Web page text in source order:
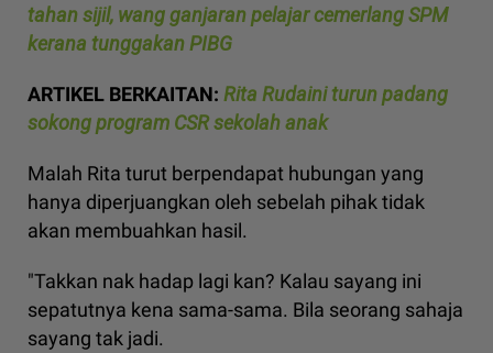
tahan sijil, wang ganjaran pelajar cemerlang SPM
kerana tunggakan PIBG
ARTIKEL BERKAITAN: Rita Rudaini turun padang
sokong program CSR sekolah anak
Malah Rita turut berpendapat hubungan yang
hanya diperjuangkan oleh sebelah pihak tidak
akan membuahkan hasil.
"Takkan nak hadap lagi kan? Kalau sayang ini
sepatutnya kena sama-sama. Bila seorang sahaja
sayang tak jadi.